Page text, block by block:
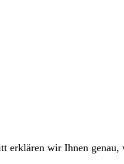
wir Ihnen genau,